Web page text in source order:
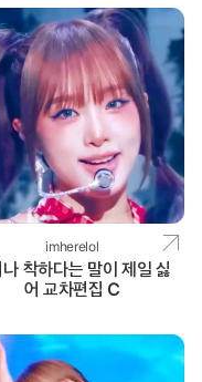
imherelol
착하다는 말이 제일 싫
어 교차편집 C